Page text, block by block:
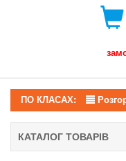
ПО КЛАСАХ:
КАТАЛОГ ТОВАРІВ